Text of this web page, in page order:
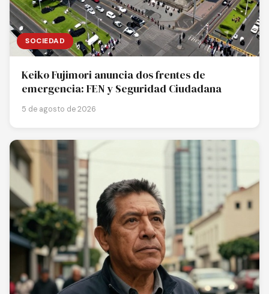
SOCIEDAD
Keiko Fujimori anuncia dos frentes de
emergencia: FEN y Seguridad Ciudadana
5 de agosto de 2026